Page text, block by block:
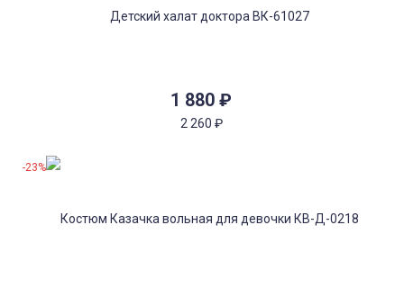
1 880 ₽
2 260 ₽
-23%